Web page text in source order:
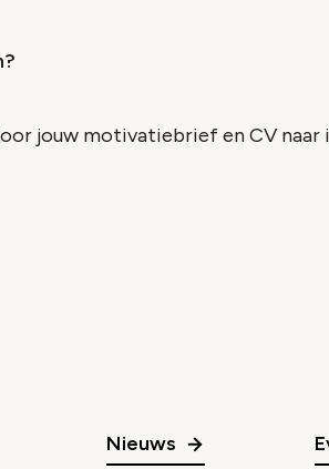
jouw motivatiebrief en CV naar
Nieuws